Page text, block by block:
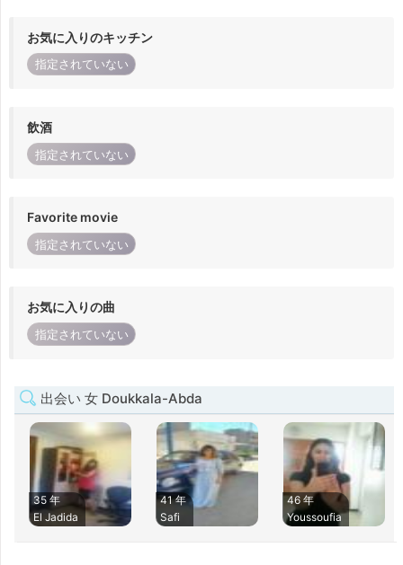
お気に入りのキッチン
指定されていない
飲酒
指定されていない
Favorite movie
指定されていない
お気に入りの曲
指定されていない
出会い 女 Doukkala-Abda
35 年
El Jadida
41 年
Safi
46 年
Youssoufia